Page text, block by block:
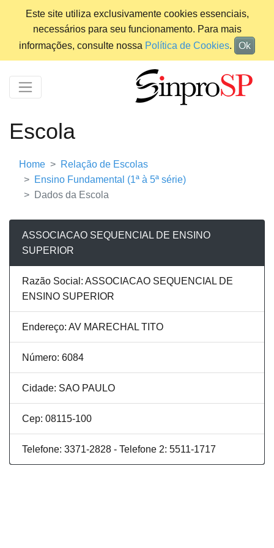
Este site utiliza exclusivamente cookies essenciais,
necessários para seu funcionamento. Para mais
informações, consulte nossa Política de Cookies. Ok
Escola
Home
Relação de Escolas
Ensino Fundamental (1ª à 5ª série)
Dados da Escola
ASSOCIACAO SEQUENCIAL DE ENSINO
SUPERIOR
Razão Social: ASSOCIACAO SEQUENCIAL DE
ENSINO SUPERIOR
Endereço: AV MARECHAL TITO
Número: 6084
Cidade: SAO PAULO
Cep: 08115-100
Telefone: 3371-2828 - Telefone 2: 5511-1717